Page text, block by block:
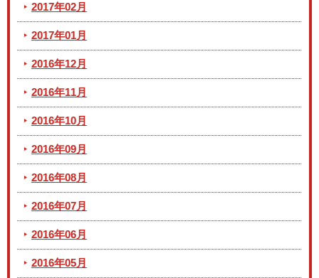
2017年02月
2017年01月
2016年12月
2016年11月
2016年10月
2016年09月
2016年08月
2016年07月
2016年06月
2016年05月